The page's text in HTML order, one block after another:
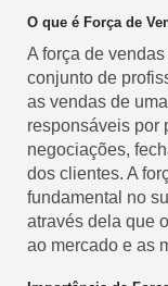
O que é Força de
A força de
conjunto de
as vendas de
responsáveis por
negociações,
dos clientes. A
fundamental no
através dela que
ao mercado e as